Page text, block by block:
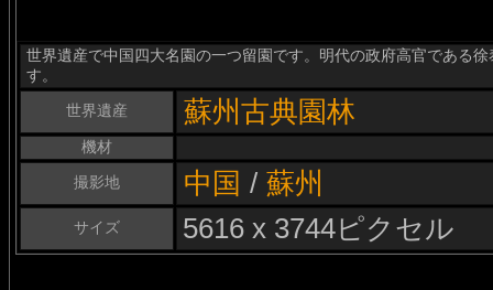
世界遺産で中国四大名園の一つ留園です。明代の政府高官である
す。
世界遺産
蘇州古典園林
機材
撮影地
中国 / 蘇州
サイズ 5616 x 3744ピクセル